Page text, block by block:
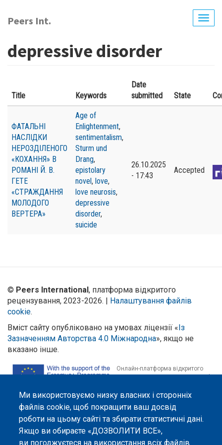
до
основного
Peers Int.
depressive disorder
Title Keywords
Date
submitted
State
ФАТАЛЬНІ
НАСЛІДКИ
НЕРОЗДІЛЕНОГО
«КОХАННЯ» В
РОМАНІ Й. В.
ГЕТЕ
«СТРАЖДАННЯ
МОЛОДОГО
ВЕРТЕРА»
Age of
Enlightenment,
sentimentalism,
Sturm und
Drang,
epistolary
novel, love,
love neurosis,
depressive
disorder,
suicide
26.10.2025
- 17:43
Accepted
Ми використовуємо низку власних і сторонніх
файлів cookie, щоб покращити ваш досвід
роботи на цьому сайті та збирати статистичні дані.
Якщо ви обираєте «ДОЗВОЛИТИ ВСЕ»,
ви погоджуєтеся на використання всіх файлів
© Peers International, платформа відкритого
рецензування, 2023-2026. | Налаштування файлів
cookie.
Вміст сайту опубліковано на умовах ліцензії «Із
Зазначенням Авторства 4.0 Міжнародна», якщо не
вказано інше.
Онлайн-платформа відкритого
за сприяння Програми Європейського Союзу Erasmus+ у межах проєкту
OPTIMA (618940-EPP-1-2020-1-UA-EPPKA2-CBHE-JP). Підтримка
Єврокомісією створення цього вебсайту не означає схвалення його
змісту, який відображає виключно погляди авторів. Єврокомісія не
несе відповідальності за будь-яке використання інформації, розміщеної
на цьому вебсайті.